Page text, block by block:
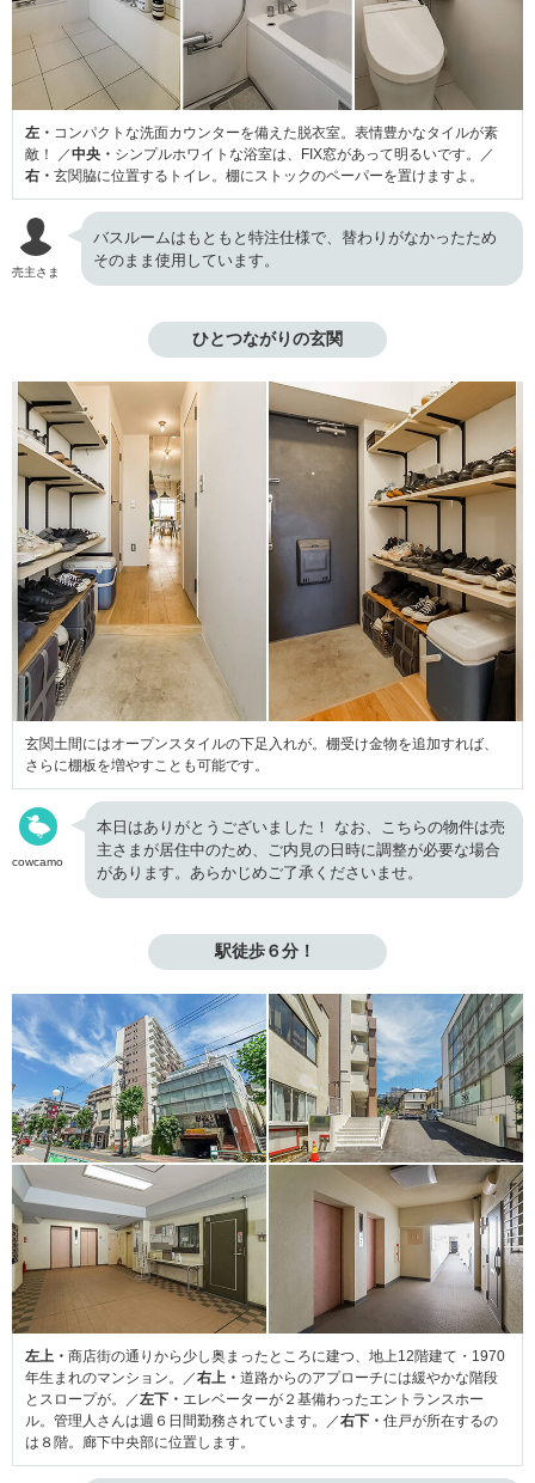
左・ コンパクトな洗面カウンターを備えた脱衣室。表情豊かなタイルが素
敵！ ／中央・ シンプルホワイトな浴室は、FIX窓があって明るいです。／
右・ 玄関脇に位置するトイレ。棚にストックのペーパーを置けますよ。
売主さま
バスルームはもともと特注仕様で、替わりがなかったため
そのまま使用しています。
ひとつながりの玄関
玄関土間にはオープンスタイルの下足入れが。棚受け金物を追加すれば、
さらに棚板を増やすことも可能です。
cowcamo
本日はありがとうございました！ なお、こちらの物件は売
主さまが居住中のため、ご内見の日時に調整が必要な場合
があります。あらかじめご了承くださいませ。
駅徒歩６分！
左上・ 商店街の通りから少し奥まったところに建つ、地上12階建て・1970
年生まれのマンション。／右上・ 道路からのアプローチには緩やかな階段
とスロープが。／左下・ エレベーターが２基備わったエントランスホー
ル。管理人さんは週６日間勤務されています。／右下・ 住戸が所在するの
は８階。廊下中央部に位置します。